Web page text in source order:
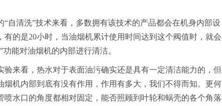
“自清洗”技术来看，多数拥有该技术的产品都会在机身内部设
有的是20小时，当油烟机累计使用时间达到这个阀值时，就会
能对油烟机的内部进行清洁。
验来看，热水对于表面油污确实还是具有一定清洁能力的，但
烟机内部到底有没有作用，作用有多大，我们不得而知。更何
喷水口的角度都相对固定，能否照顾到叶轮和蜗壳的各个角落